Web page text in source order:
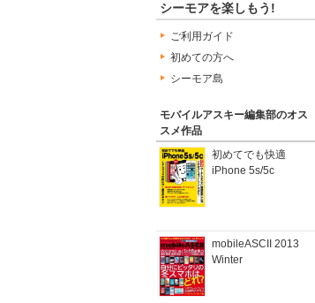
シーモアを楽しもう!
ご利用ガイド
初めての方へ
シーモア島
モバイルアスキー編集部のオス
スメ作品
初めてでも快適
iPhone 5s/5c
mobileASCII 2013
Winter